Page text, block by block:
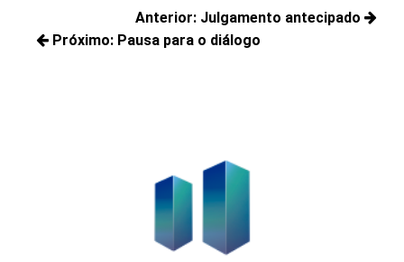
Navegação
de
Anterior:
Posts
Julgamento antecipado
Próximo: Pausa para o diálogo